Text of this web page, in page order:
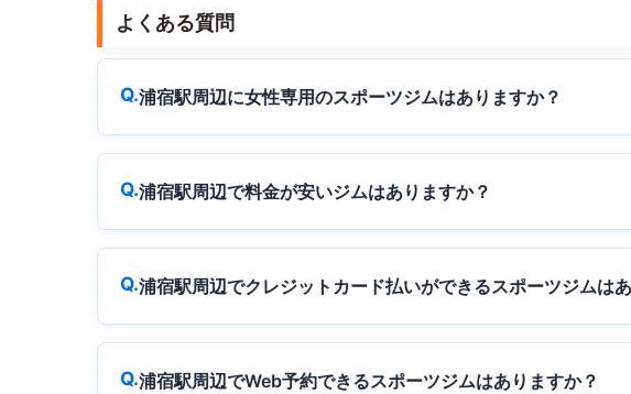
よくある質問
浦宿駅周辺に女性専用のスポーツジムはありますか？
浦宿駅周辺で料金が安いジムはありますか？
浦宿駅周辺でクレジットカード払いができるスポーツジムは
浦宿駅周辺でWeb予約できるスポーツジムはありますか？